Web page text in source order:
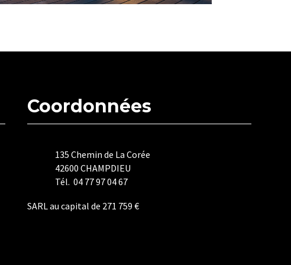
Coordonnées
135 Chemin de La Corée
42600 CHAMPDIEU
Tél. 04 77 97 04 67
SARL au capital de 271 759 €